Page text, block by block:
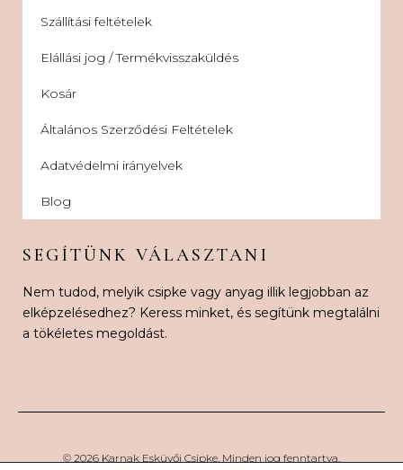
Szállítási feltételek
Elállási jog / Termékvisszaküldés
Kosár
Általános Szerződési Feltételek
Adatvédelmi irányelvek
Blog
SEGÍTÜNK VÁLASZTANI
Nem tudod, melyik csipke vagy anyag illik legjobban az
elképzelésedhez? Keress minket, és segítünk megtalálni
a tökéletes megoldást.
© 2026 Karnak Esküvői Csipke. Minden jog fenntartva.